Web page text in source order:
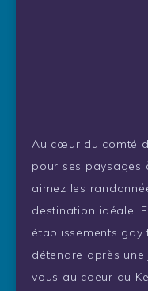
Au cœur du comté
pour ses paysages
aimez les
destination idéale.
établissements gay
détendre après une
vous au coeur du